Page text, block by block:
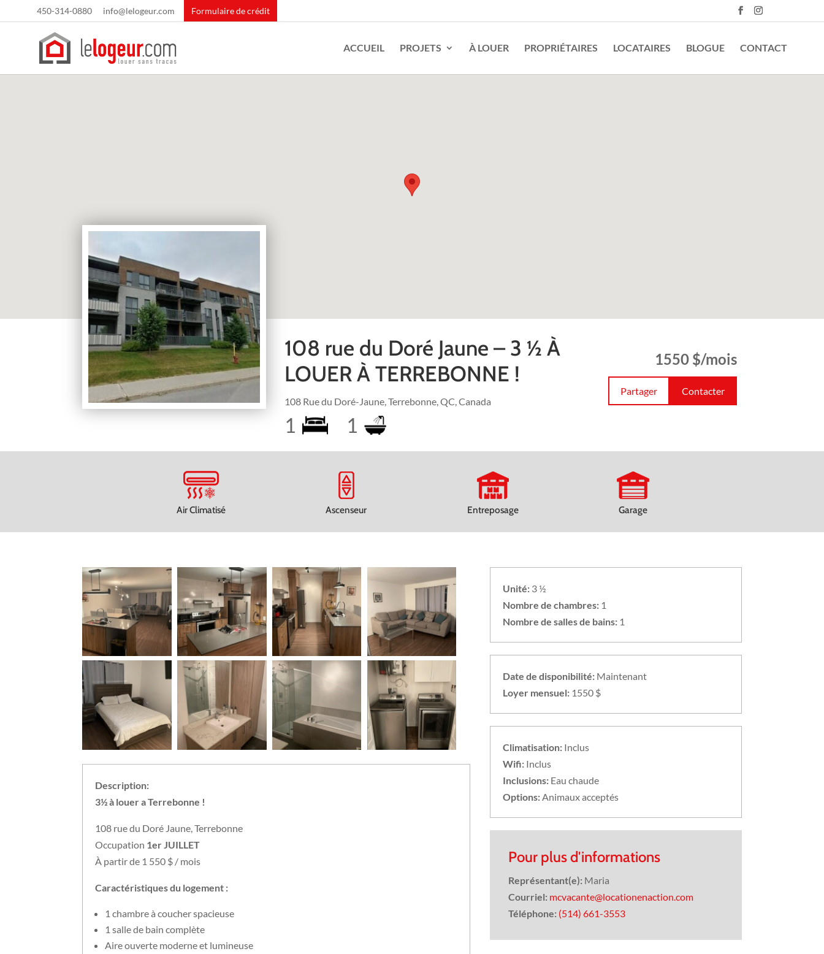
450-314-0880 info@lelogeur.com Formulaire de crédit
ACCUEIL PROJETS À LOUER PROPRIÉTAIRES LOCATAIRES BLOGUE CONTACT
108 rue du Doré Jaune – 3 ½ À
LOUER À TERREBONNE !
108 Rue du Doré-Jaune, Terrebonne, QC, Canada
1 1
1550 $/mois
Contacter
Partager
Air Climatisé Ascenseur Entreposage Garage
Description:
3½ à louer a Terrebonne !
108 rue du Doré Jaune, Terrebonne
Occupation 1er JUILLET
À partir de 1 550 $ / mois
Caractéristiques du logement :
1 chambre à coucher spacieuse
1 salle de bain complète
Aire ouverte moderne et lumineuse
Unité:3 ½
Nombre de chambres:1
Nombre de salles de bains:1
Date de disponibilité:Maintenant
Loyer mensuel:1550 $
Climatisation:Inclus
Wifi:Inclus
Inclusions:Eau chaude
Options:Animaux acceptés
Pour plus d'informations
Représentant(e): Maria
Courriel: mcvacante@locationenaction.com
Téléphone: (514) 661-3553